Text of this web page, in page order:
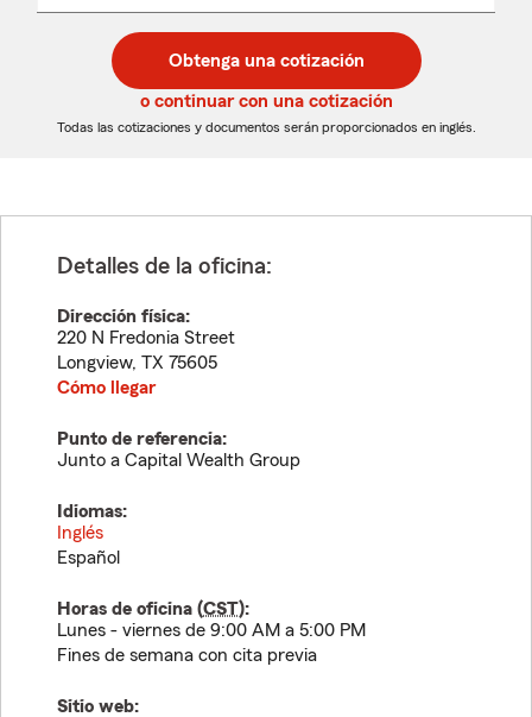
desplegable
de
5
dígitos
de
5
dígitos
Obtenga una cotización
o continuar con una cotización
Todas las cotizaciones y documentos serán proporcionados en inglés.
Detalles de la oficina:
Dirección física:
220 N Fredonia Street
Longview, TX 75605
Cómo llegar
Punto de referencia:
Junto a Capital Wealth Group
Idiomas:
Inglés
Español
Horas de oficina (CST):
Lunes - viernes de 9:00 AM a 5:00 PM
Fines de semana con cita previa
Sitio web: